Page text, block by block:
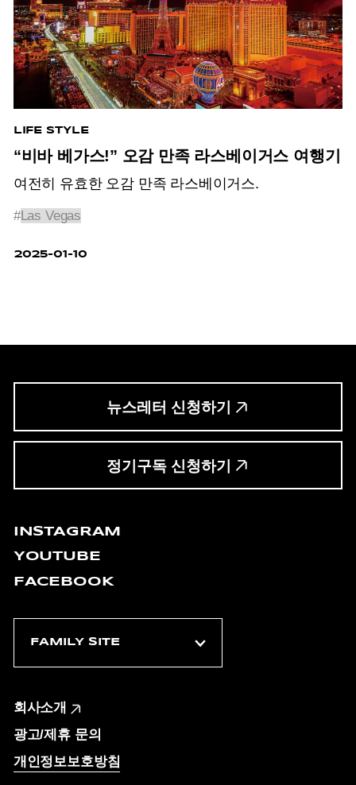
LIFE STYLE
“비바 베가스!” 오감 만족 라스베이거스 여행기
여전히 유효한 오감 만족 라스베이거스.
#Las Vegas
2025-01-10
뉴스레터 신청하기
정기구독 신청하기
INSTAGRAM
YOUTUBE
FACEBOOK
회사소개
광고/제휴 문의
개인정보보호방침